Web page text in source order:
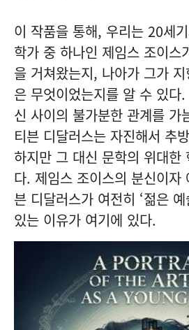
이 작품을 통해, 우리는 20세
학가 중 하나인 제임스 조이스
을 거쳐왔는지, 나아가 그가
은 무엇이었는지를 알 수 있다
신 사이의 불가분한 관계를 가
티븐 디달러스는 자진해서 추
하지만 그 대신 문학의 위대한
다. 제임스 조이스의 분신이자
븐 디달러스가 여전히 ‘젊은
있는 이유가 여기에 있다.